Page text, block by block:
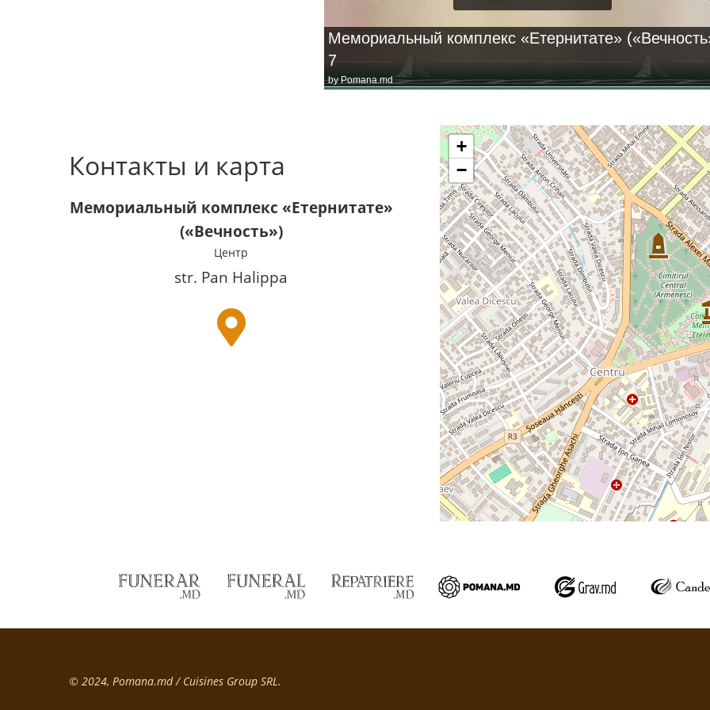
Мемориальный комплекс «Етернитате»
7
byPomana.md
Контакты и карта
Мемориальный комплекс «Етернитате»
(«Вечность»)
Центр
str. Pan Halippa
+
−
© 2024, Pomana.md / Cuisines Group SRL.